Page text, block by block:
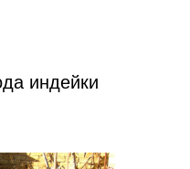
индейки